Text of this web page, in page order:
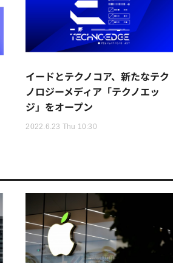
イードとテクノコア、新たなテク
ノロジーメディア「テクノエッ
ジ」をオープン
2022.6.23 Thu 10:30